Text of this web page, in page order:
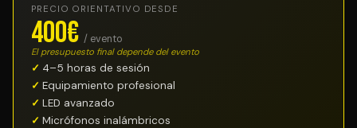
PRECIO ORIENTATIVO DESDE
400€ / evento
El presupuesto final depende del evento
4–5 horas de sesión
Equipamiento profesional
LED avanzado
Micrófonos inalámbricos